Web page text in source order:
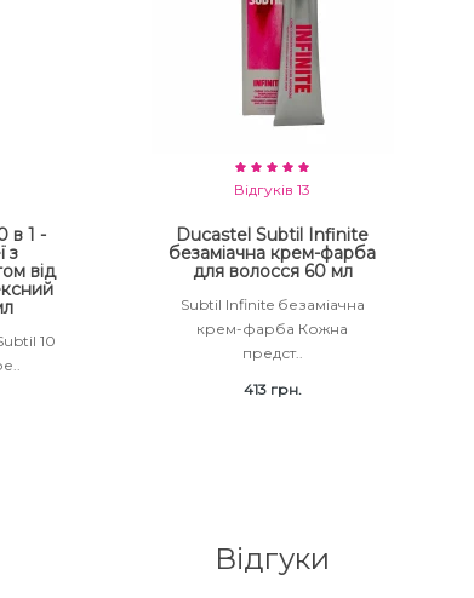
в 1 -
з
від
10
Відгуків 13
Ducastel Subtil Infinite
безаміачна крем-фарба
для волосся 60 мл
Subtil Infinite безаміачна
крем-фарба Кожна
предст..
413 грн.
Відгуки